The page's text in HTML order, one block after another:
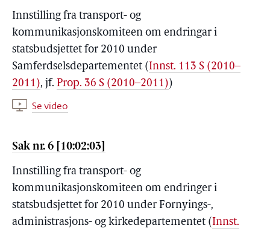
Innstilling fra transport- og
kommunikasjonskomiteen om endringar i
statsbudsjettet for 2010 under
Samferdselsdepartementet (Innst. 113 S (2010–
2011), jf. Prop. 36 S (2010–2011))
Se video
Sak nr. 6 [10:02:03]
Innstilling fra transport- og
kommunikasjonskomiteen om endringer i
statsbudsjettet for 2010 under Fornyings-,
administrasjons- og kirkedepartementet (Innst.